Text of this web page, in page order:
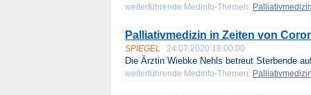
weiterführende Medinfo-Themen:
Palliativmedizin in Zeiten von
SPIEGEL 24.07.2020 18:00:00
Die Ärztin Wiebke Nehls betreut Sterbende
weiterführende Medinfo-Themen: